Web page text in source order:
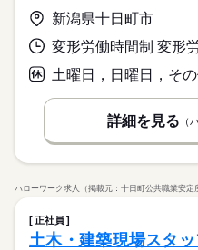
新潟県十日町市
土曜日，日曜日，そ
詳細を見る （
ハローワーク求人（掲載元：十日町公共職業安定
正社員
土木・建築現場スタッ